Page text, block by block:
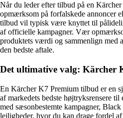
Når du leder efter tilbud på en
opmærksom på forfalskede annoncer
tilbud vil typisk være knyttet til
af officielle kampagner. Vær
produktets værdi og sammenlign med
den bedste aftale.
Det ultimative valg: Kärcher
En Kärcher K7 Premium tilbud er en
af markedets bedste højtryksrensere
med sæsonbestemte kampagner,
lejligheder, hvor du kan drage fordel